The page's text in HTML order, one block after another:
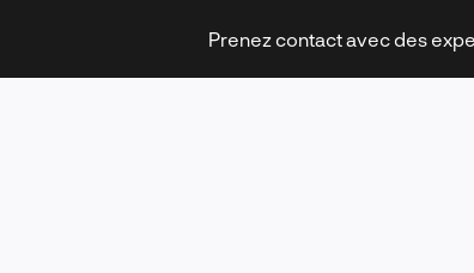
Prenez contact avec des